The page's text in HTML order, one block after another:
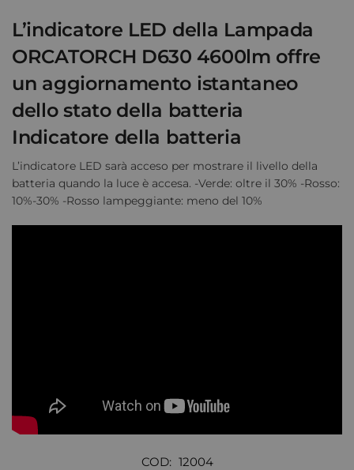
L’indicatore LED della Lampada
ORCATORCH D630 4600lm offre
un aggiornamento istantaneo
dello stato della batteria
Indicatore della batteria
L’indicatore LED sarà acceso per mostrare il livello della
batteria quando la luce è accesa. -Verde: oltre il 30% -Rosso:
10%-30% -Rosso lampeggiante: meno del 10%
COD: 12004